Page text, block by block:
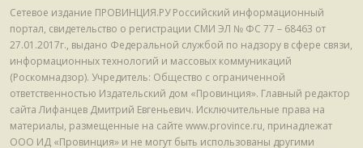
Сетевое издание ПРОВИНЦИЯ.РУ Российский информационный
портал, свидетельство о регистрации СМИ ЭЛ № ФС 77 – 68463 от
27.01.2017г., выдано Федеральной службой по надзору в сфере связи,
информационных технологий и массовых коммуникаций
(Роскомнадзор). Учредитель: Общество с ограниченной
ответственностью Издательский дом «Провинция». Главный редактор
сайта Лифанцев Дмитрий Евгеньевич. Исключительные права на
материалы, размещенные на сайте www.province.ru, принадлежат
ООО ИД «Провинция» и не могут быть использованы другими